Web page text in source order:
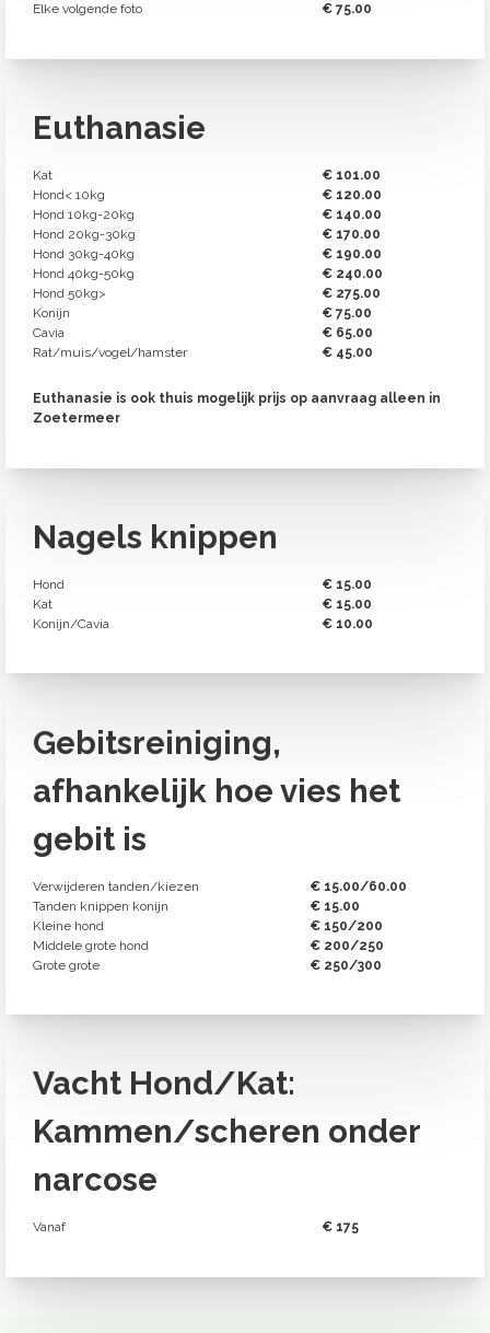
Elke volgende foto
€ 75.00
Euthanasie
Kat
Hond< 10kg
Hond 10kg-20kg
Hond 20kg-30kg
Hond 30kg-40kg
Hond 40kg-50kg
Hond 50kg>
Konijn
Cavia
Rat/muis/vogel/hamster
€ 101.00
€ 120.00
€ 140.00
€ 170.00
€ 190.00
€ 240.00
€ 275.00
€ 75.00
€ 65.00
€ 45.00
Euthanasie is ook thuis mogelijk prijs op aanvraag alleen in
Zoetermeer
Nagels knippen
Hond
Kat
Konijn/Cavia
€ 15.00
€ 15.00
€ 10.00
Gebitsreiniging,
afhankelijk hoe vies het
gebit is
Verwijderen tanden/kiezen
Tanden knippen konijn
Kleine hond
Middele grote hond
Grote grote
€ 15.00/60.00
€ 15.00
€ 150/200
€ 200/250
€ 250/300
Vacht Hond/Kat:
Kammen/scheren onder
narcose
Vanaf € 175